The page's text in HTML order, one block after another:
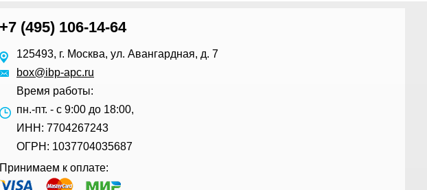
+7 (495) 106-14-64
125493, г. Москва, ул. Авангардная, д. 7
box@ibp-apc.ru
Время работы:
пн.-пт. - с 9:00 до 18:00,
ИНН: 7704267243
ОГРН: 1037704035687
Принимаем к оплате: